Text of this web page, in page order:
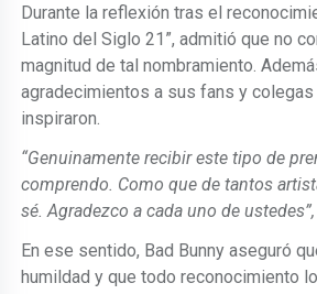
Durante la reflexión tras el
Latino del Siglo 21”, admitió que no
magnitud de tal nombramiento.
agradecimientos a sus fans y colegas
inspiraron.
“Genuinamente recibir este tipo de
comprendo. Como que de tantos
sé. Agradezco a cada uno de ustedes”,
En ese sentido, Bad Bunny aseguró
humildad y que todo reconocimiento